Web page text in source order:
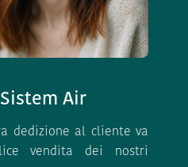
Air
dedizione al cliente va
vendita dei nostri